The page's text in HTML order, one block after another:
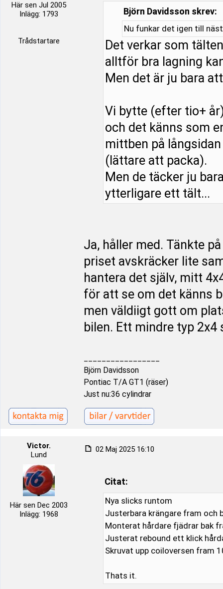
Här sen Jul 2005
Inlägg: 1793
Trådstartare
Björn Davidsson skrev:
Nu funkar det igen till
Det verkar som
alltför bra lagning
Men det är ju bara
Vi bytte (efter tio+
och det känns som
mittben på
(lättare att packa).
Men de täcker ju
ytterligare ett tält...
Ja, håller med. Tänkte
priset avskräcker lite
hantera det själv, mitt
för att se om det känns
men väldiigt gott om
bilen. Ett mindre typ
Björn Davidsson
Pontiac T/A GT1 (räser)
Just nu:36 cylindrar
Victor.
Lund
Här sen Dec 2003
Inlägg: 1968
02 Maj 2025 16:10
Citat:
Nya slicks runtom
Justerbara krängare fram och
Monterat hårdare fjädrar bak
Justerat rebound ett klick
Skruvat upp coiloversen fram
Thats it.